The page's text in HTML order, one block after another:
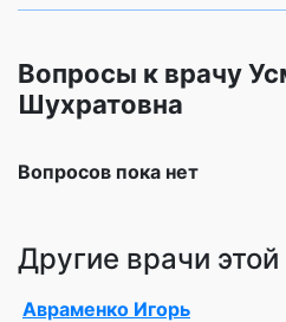
Вопросы к врачу
Шухратовна
Вопросов пока нет
Другие врачи
Авраменко Игорь